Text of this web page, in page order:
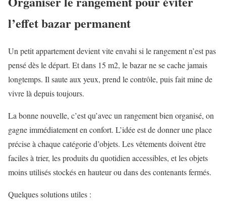
l’effet bazar permanent
Un petit appartement devient vite envahi si le rangement n’est pas
pensé dès le départ. Et dans 15 m2, le bazar ne se cache jamais
longtemps. Il saute aux yeux, prend le contrôle, puis fait mine de
vivre là depuis toujours.
La bonne nouvelle, c’est qu’avec un rangement bien organisé, on
gagne immédiatement en confort. L’idée est de donner une place
précise à chaque catégorie d’objets. Les vêtements doivent être
faciles à trier, les produits du quotidien accessibles, et les objets
moins utilisés stockés en hauteur ou dans des contenants fermés.
Quelques solutions utiles :